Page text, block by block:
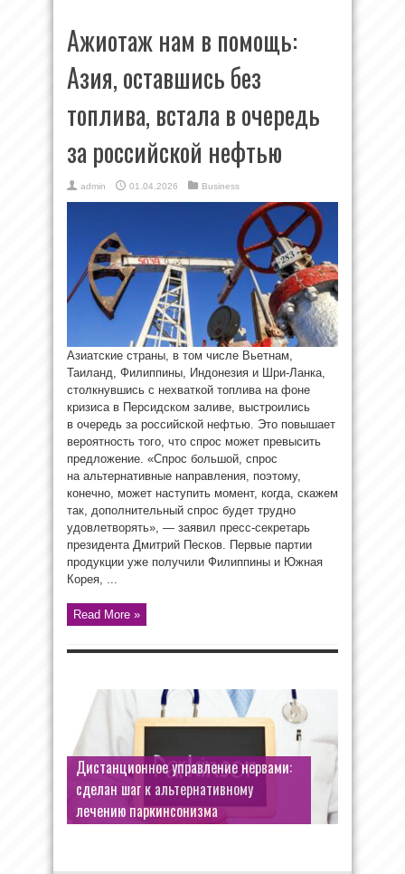
Ажиотаж нам в помощь:
Азия, оставшись без
топлива, встала в очередь
за российской нефтью
admin 01.04.2026 Business
Азиатские страны, в том числе Вьетнам,
Таиланд, Филиппины, Индонезия и Шри-Ланка,
столкнувшись с нехваткой топлива на фоне
кризиса в Персидском заливе, выстроились
в очередь за российской нефтью. Это повышает
вероятность того, что спрос может превысить
предложение. «Спрос большой, спрос
на альтернативные направления, поэтому,
конечно, может наступить момент, когда, скажем
так, дополнительный спрос будет трудно
удовлетворять», — заявил пресс-секретарь
президента Дмитрий Песков. Первые партии
продукции уже получили Филиппины и Южная
Корея, ...
Read More »
Дистанционное управление нервами:
сделан шаг к альтернативному
лечению паркинсонизма